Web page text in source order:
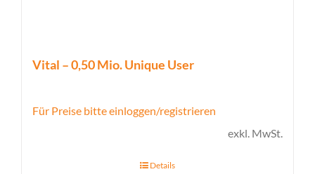
Vital – 0,50 Mio. Unique User
Für Preise bitte einloggen/registrieren
exkl. MwSt.
Details